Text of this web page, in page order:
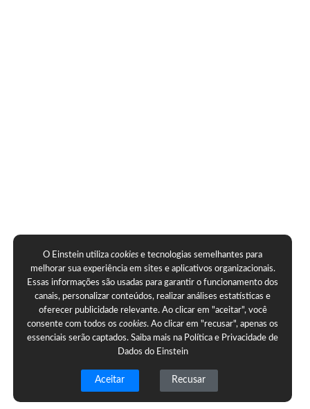
O Einstein utilizacookies e tecnologias semelhantes para
melhorar sua experiência em sites e aplicativos organizacionais.
Essas informações são usadas para garantir o funcionamento dos
canais, personalizar conteúdos, realizar análises estatísticas e
oferecer publicidade relevante. Ao clicar em "aceitar", você
consente com todos oscookies. Ao clicar em "recusar", apenas os
essenciais serão captados. Saiba mais na Política e Privacidade de
Dados do Einstein
Aceitar Recusar